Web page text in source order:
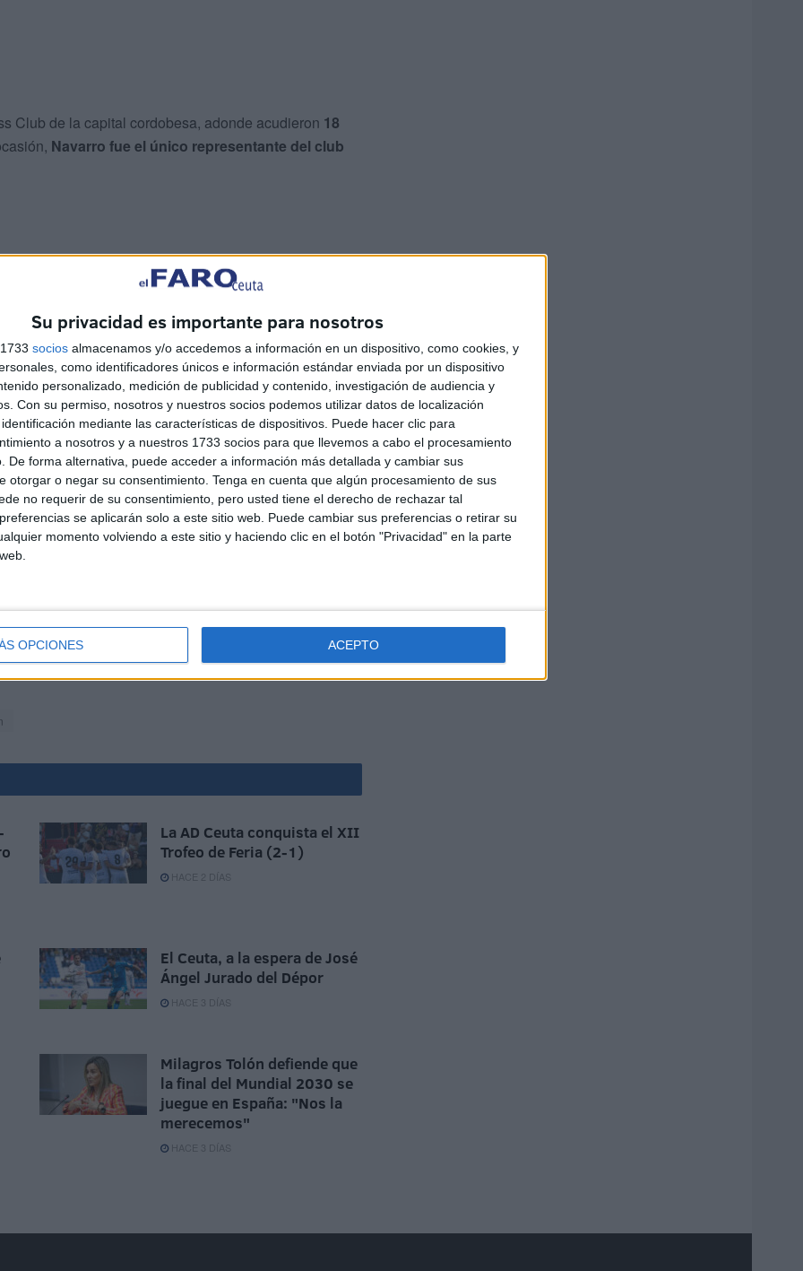
Su privacidad es importante para nosotros
socios almacenamos y/o accedemos a información en un dispositivo, como cookies, y
como identificadores únicos e información estándar enviada por un dispositivo
personalizado, medición de publicidad y contenido, investigación de audiencia y
Con su permiso, nosotros y nuestros socios podemos utilizar datos de localización
mediante las características de dispositivos. Puede hacer clic para
a nosotros y a nuestros 1733 socios para que llevemos a cabo el procesamiento
De forma alternativa, puede acceder a información más detallada y cambiar sus
otorgar o negar su consentimiento. Tenga en cuenta que algún procesamiento de sus
no requerir de su consentimiento, pero usted tiene el derecho de rechazar tal
se aplicarán solo a este sitio web. Puede cambiar sus preferencias o retirar su
momento volviendo a este sitio y haciendo clic en el botón "Privacidad" en la parte
OPCIONES ACEPTO
Club de la capital cordobesa, adonde acudieron 18
Navarro fue el único representante del club
permitido
en aguas del Guadalquivir hace un par de
en piscina por parte de su entrenadorNacho Gaitán,
del estilo espalda,50m, 100m y 200m, logrando 2
el nombre del club y de la ciudad.
de futbol, paseó su bandera en tierras de nuestros
representando a la ciudad y a su deporte. Gran nivel
Caballa, que brinda más metales para la vitrina y
La AD Ceuta conquista el XII
Trofeo de Feria (2-1)
HACE 2 DÍAS
El Ceuta, a la espera de José
Ángel Jurado del Dépor
HACE 3 DÍAS
Milagros Tolón defiende que
la final del Mundial 2030 se
juegue en España: "Nos la
merecemos"
HACE 3 DÍAS